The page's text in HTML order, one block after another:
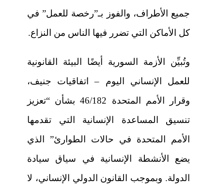
جميع الأطراف، والفوز بـ”رخصة للعمل” في
كل الأماكن التي تضرر فيها الناس من النزاع.
وتُبيِّن الأزمة السورية أيضًا البيئة القانونية
للعمل الإنساني اليوم – اتفاقيات جنيف،
وقرار الأمم المتحدة 46/182 بشأن “تعزيز
تنسيق المساعدة الإنسانية التي تقدمها
الأمم المتحدة في حالات الطوارئ” الذي
يضع الأنشطة الإنسانية في سياق سيادة
الدولة. وبموجب القانون الدولي الإنساني، لا